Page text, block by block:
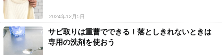
2024年12月5日
サビ取りは重曹でできる！落としきれないときは
専用の洗剤を使おう